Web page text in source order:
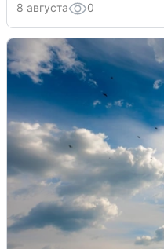
8 августа 0